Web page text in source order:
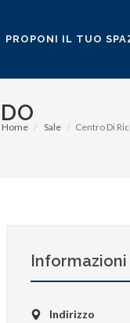
PROPONI IL TUO
Home Sale Centro Di
Informazioni
Indirizzo